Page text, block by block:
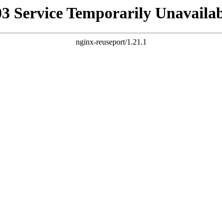
Service Temporarily
nginx-reuseport/1.21.1